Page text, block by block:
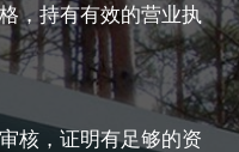
，持有有效的营业执
核，证明有足够的资